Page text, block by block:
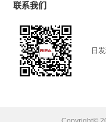
联系我们
日